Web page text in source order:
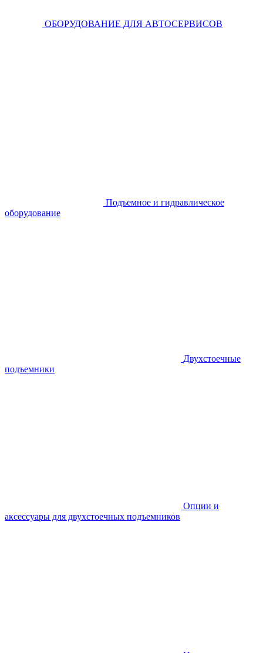
ОБОРУДОВАНИЕ ДЛЯ АВТОСЕРВИСОВ
Подъемное и гидравлическое
оборудование
Двухстоечные
подъемники
Опции и
аксессуары для двухстоечных подъемников